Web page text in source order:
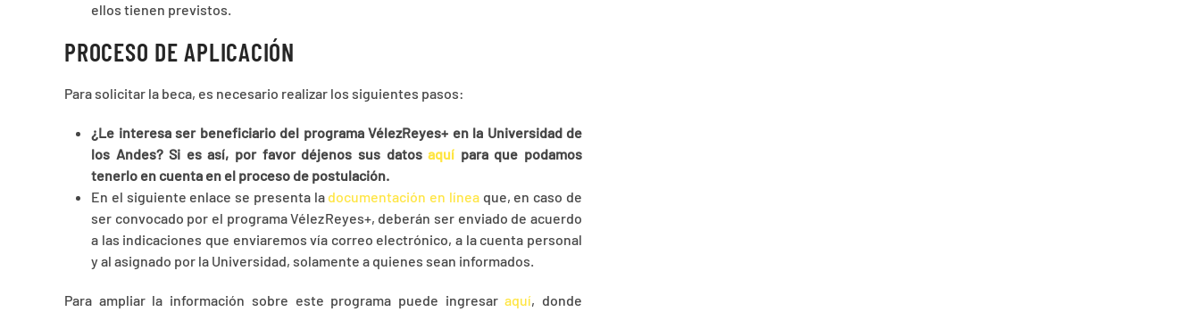
ellos tienen previstos.
PROCESO DE APLICACIÓN
Para solicitar la beca, es necesario realizar los siguientes pasos:
¿Le interesa ser beneficiario del programa VélezReyes+ en la Universidad de
los Andes? Si es así, por favor déjenos sus datosaquí para que podamos
tenerlo en cuenta en el proceso de postulación.
En el siguiente enlace se presenta la documentación en líneaque, en caso de
ser convocado por el programa VélezReyes+, deberán ser enviado de acuerdo
a las indicaciones que enviaremos vía correo electrónico, a la cuenta personal
y al asignado por la Universidad, solamente a quienes sean informados.
Para ampliar la información sobre este programa puede ingresaraquí, donde